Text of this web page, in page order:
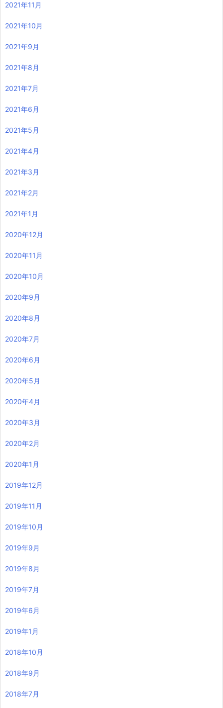
2021年11月
2021年10月
2021年9月
2021年8月
2021年7月
2021年6月
2021年5月
2021年4月
2021年3月
2021年2月
2021年1月
2020年12月
2020年11月
2020年10月
2020年9月
2020年8月
2020年7月
2020年6月
2020年5月
2020年4月
2020年3月
2020年2月
2020年1月
2019年12月
2019年11月
2019年10月
2019年9月
2019年8月
2019年7月
2019年6月
2019年1月
2018年10月
2018年9月
2018年7月